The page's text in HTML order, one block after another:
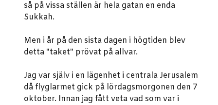
så på vissa ställen är hela gatan en enda
Sukkah.
Men i år på den sista dagen i högtiden blev
detta "taket" prövat på allvar.
Jag var själv i en lägenhet i centrala Jerusalem
då flyglarmet gick på lördagsmorgonen den 7
oktober. Innan jag fått veta vad som var i